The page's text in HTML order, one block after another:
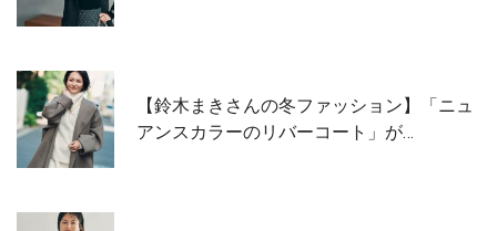
【鈴木まきさんの冬ファッション】「ニュ
アンスカラーのリバーコート」が…